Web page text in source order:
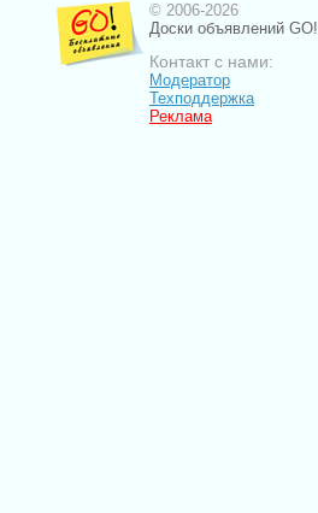
© 2006-2026
Доски объявлений GO!
Контакт с нами:
Модератор
Техподдержка
Реклама